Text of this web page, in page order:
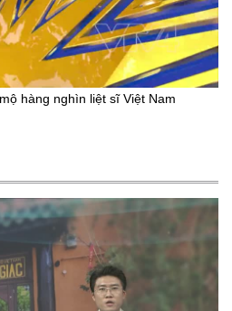
hàng nghìn liệt sĩ Việt Nam